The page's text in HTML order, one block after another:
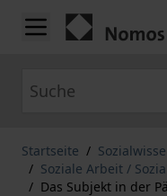
Zum Inhalt springen
Startseite /
/ Soziale Arbeit /
/ Das Subjekt in der